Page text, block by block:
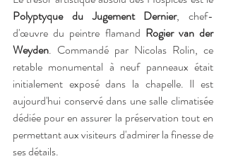
Polyptyque du Jugement Dernier, chef-
d'œuvre du peintre flamand Rogier van der
Weyden. Commandé par Nicolas Rolin, ce
retable monumental à neuf panneaux était
initialement exposé dans la chapelle. Il est
aujourd'hui conservé dans une salle climatisée
dédiée pour en assurer la préservation tout en
permettant aux visiteurs d'admirer la finesse de
ses détails.